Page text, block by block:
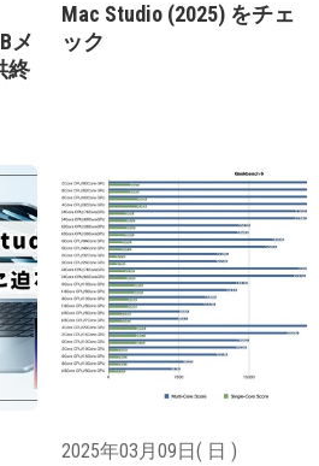
メ
終
Mac Studio (2025) をチェ
ック
2025年03月09日( 日 )